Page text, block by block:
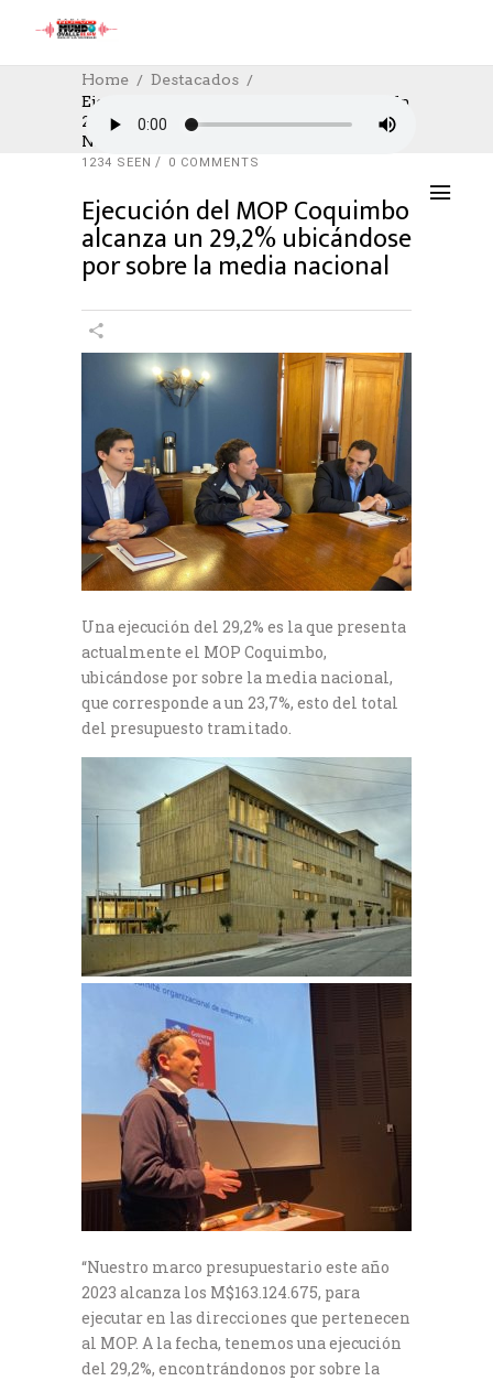
Home
Destacados
Ejecución Del MOP Coquimbo Alcanza Un
29,2% Ubicándose Por Sobre La Media
Nacional
DESTACADOS NOTICIAS,SOCIAL
12/06/2023
1234 SEEN
0 COMMENTS
Ejecución del MOP Coquimbo
alcanza un 29,2% ubicándose
por sobre la media nacional
Una ejecución del 29,2% es la que presenta
actualmente el MOP Coquimbo,
ubicándose por sobre la media nacional,
que corresponde a un 23,7%, esto del total
del presupuesto tramitado.
“Nuestro marco presupuestario este año
2023 alcanza los M$163.124.675, para
ejecutar en las direcciones que pertenecen
al MOP. A la fecha, tenemos una ejecución
del 29,2%, encontrándonos por sobre la